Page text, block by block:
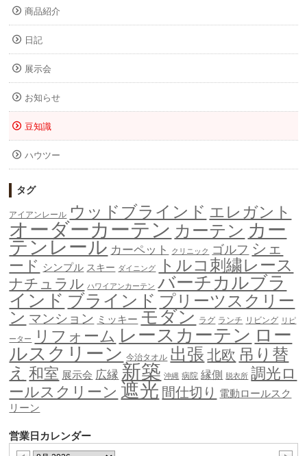
商品紹介
日記
展示会
お知らせ
豆知識
ハウツー
タグ
アイアンレール ウッドブラインド エレガント
オーダーカーテン カーテン カー
テンレール カーペット クリニック ゴルフ シェ
ード シンプル スキー ダイニング トルコ刺繍レース
ナチュラル ハワイアンカーテン バーチカルブラ
インド ブラインド プリーツスクリー
ン マンション ミッキー モダン ラグ ランチ リビング リピ
ーター リフォーム レースカーテン ロー
ルスクリーン 今治タオル 出張 北欧 吊り替
え 和室 展示会 広縁 新築 沖縄 病院 縁側 脱衣所 調光ロ
ールスクリーン 遮光 間仕切り 電動ロールスク
リーン
営業日カレンダー